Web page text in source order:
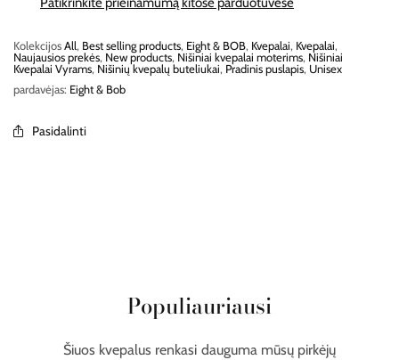
KolekcijosAll, Best selling products, Eight & BOB, Kvepalai, Kvepalai,
Naujausios prekės, New products, Nišiniai kvepalai moterims, Nišiniai
Kvepalai Vyrams, Nišinių kvepalų buteliukai, Pradinis puslapis, Unisex
pardavėjas: Eight & Bob
Pasidalinti
Populiauriausi
Šiuos kvepalus renkasi dauguma mūsų pirkėjų